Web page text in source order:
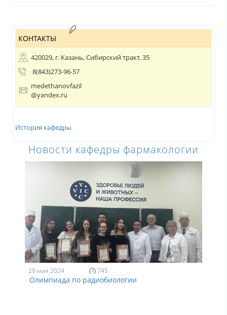
КОНТАКТЫ
420029, г. Казань, Сибирский тракт, 35
8(843)273-96-57
medethanovfazil
@yandex.ru
История кафедры
Новости кафедры фармакологии
29 мая 2024 745
Олимпиада по радиобиологии